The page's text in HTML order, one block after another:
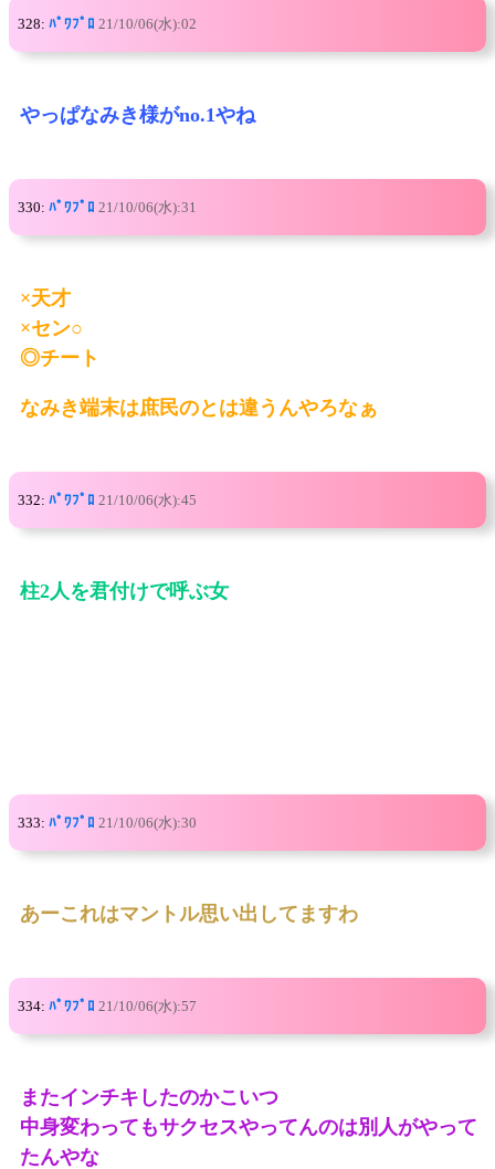
328: ﾊﾟﾜﾌﾟﾛ 21/10/06(水):02
やっぱなみき様がno.1やね
330: ﾊﾟﾜﾌﾟﾛ 21/10/06(水):31
×天才
×セン○
◎チート
なみき端末は庶民のとは違うんやろなぁ
332: ﾊﾟﾜﾌﾟﾛ 21/10/06(水):45
柱2人を君付けで呼ぶ女
333: ﾊﾟﾜﾌﾟﾛ 21/10/06(水):30
あーこれはマントル思い出してますわ
334: ﾊﾟﾜﾌﾟﾛ 21/10/06(水):57
またインチキしたのかこいつ
中身変わってもサクセスやってんのは別人がやって
たんやな